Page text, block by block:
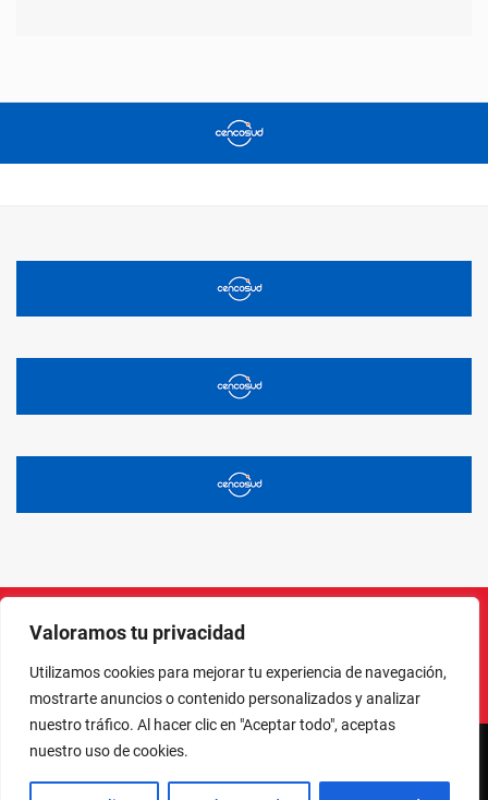
Valoramos tu privacidad
Utilizamos cookies para mejorar tu experiencia de navegación,
mostrarte anuncios o contenido personalizados y analizar
nuestro tráfico. Al hacer clic en "Aceptar todo", aceptas
nuestro uso de cookies.
InstagramFacebook
X
NORTE EN LÍNEA - TODOS LOS DERECHOS RESERVADOS